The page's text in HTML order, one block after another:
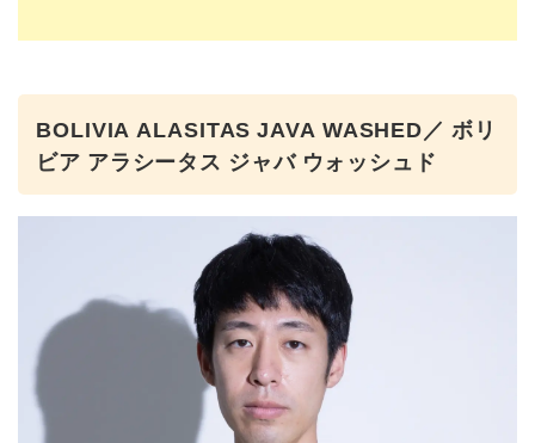
BOLIVIA ALASITAS JAVA WASHED／ ボリ
ビア アラシータス ジャバ ウォッシュド